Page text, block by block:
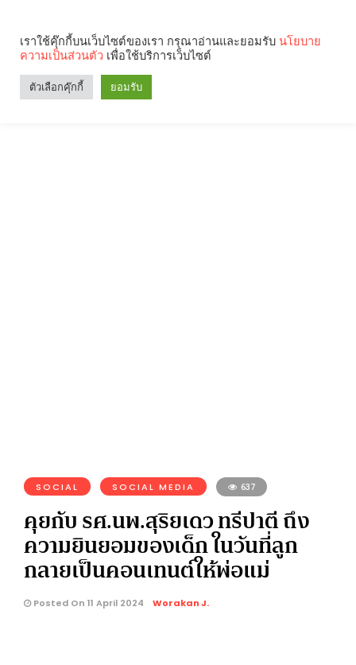
SOCIAL SOCIAL MEDIA 637
คุยกับ รศ.นพ.สุริยเดว ทรีปาตี ถึง
ความยินยอมของเด็ก ในวันที่ลูก
กลายเป็นคอนเทนต์ให้พ่อแม่
Posted On 11 April 2024 Worakan J.
เราใช้คุ๊กกี้บนเว็บไซต์ของเรา กรุณาอ่านและยอมรับ นโยบาย
ความเป็นส่วนตัว เพื่อใช้บริการเว็บไซต์
ตัวเลือกคุ๊กกี้ ยอมรับ